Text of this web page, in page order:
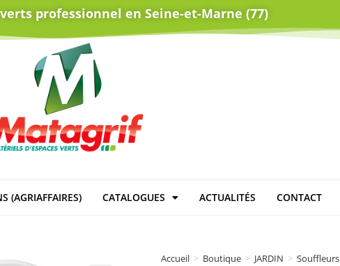
professionnel en Seine-et-Marne (77)
(AGRIAFFAIRES) CATALOGUES ACTUALITÉS CONTACT
Accueil > Boutique > JARDIN > Souffleurs